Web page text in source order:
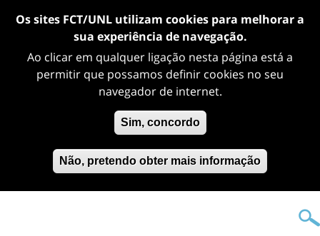
Os sites FCT/UNL utilizam cookies para melhorar a
sua experiência de navegação.
Ao clicar em qualquer ligação nesta página está a
permitir que possamos definir cookies no seu
navegador de internet.
Sim, concordo
Não, pretendo obter mais informação